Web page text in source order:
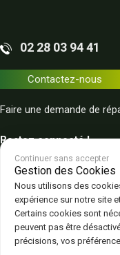
02 28 03 94 41
Contactez-nous
Faire une demande de
Restez connecté !
Plan du site Politique de
Continuer sans accepter
Gestion des Cookies
Nous utilisons des
expérience sur notre site
Certains cookies sont
peuvent pas être
précisions, vos